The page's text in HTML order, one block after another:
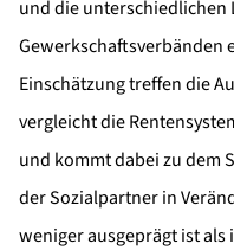
und die unterschiedlichen
Gewerkschaftsverbänden
Einschätzung treffen die
vergleicht die
und kommt dabei zu dem
der Sozialpartner in
weniger ausgeprägt ist